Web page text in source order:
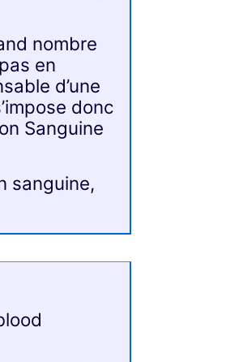
nombre
en
d’une
donc
Sanguine
sanguine,